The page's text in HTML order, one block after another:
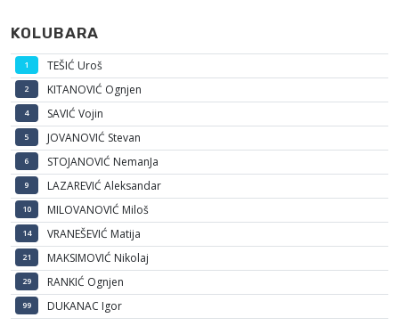
KOLUBARA
1 TEŠIĆ Uroš
2 KITANOVIĆ Ognjen
4 SAVIĆ Vojin
5 JOVANOVIĆ Stevan
6 STOJANOVIĆ NemanJa
9 LAZAREVIĆ Aleksandar
10 MILOVANOVIĆ Miloš
14 VRANEŠEVIĆ Matija
21 MAKSIMOVIĆ Nikolaj
29 RANKIĆ Ognjen
99 DUKANAC Igor